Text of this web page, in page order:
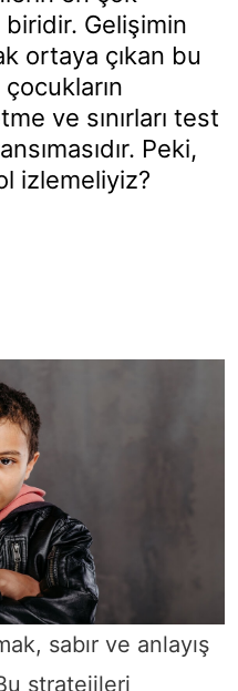
biridir. Gelişimin
ortaya çıkan bu
ve sınırları test
Peki,
izlemeliyiz?
sabır ve anlayış
stratejileri